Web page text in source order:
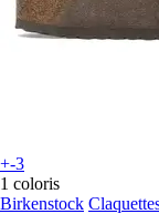
+-3
1 coloris
Birkenstock